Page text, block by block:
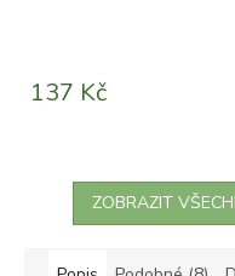
137 Kč
ZOBRAZIT